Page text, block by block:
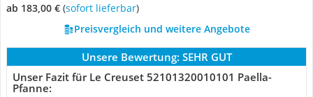
ab 183,00 € ( Sofort lieferbar)
Preisvergleich und weitere Angebote
Unsere Bewertung: SEHR GUT
Unser Fazit für Le Creuset 52101320010101 Paella-
Pfanne: